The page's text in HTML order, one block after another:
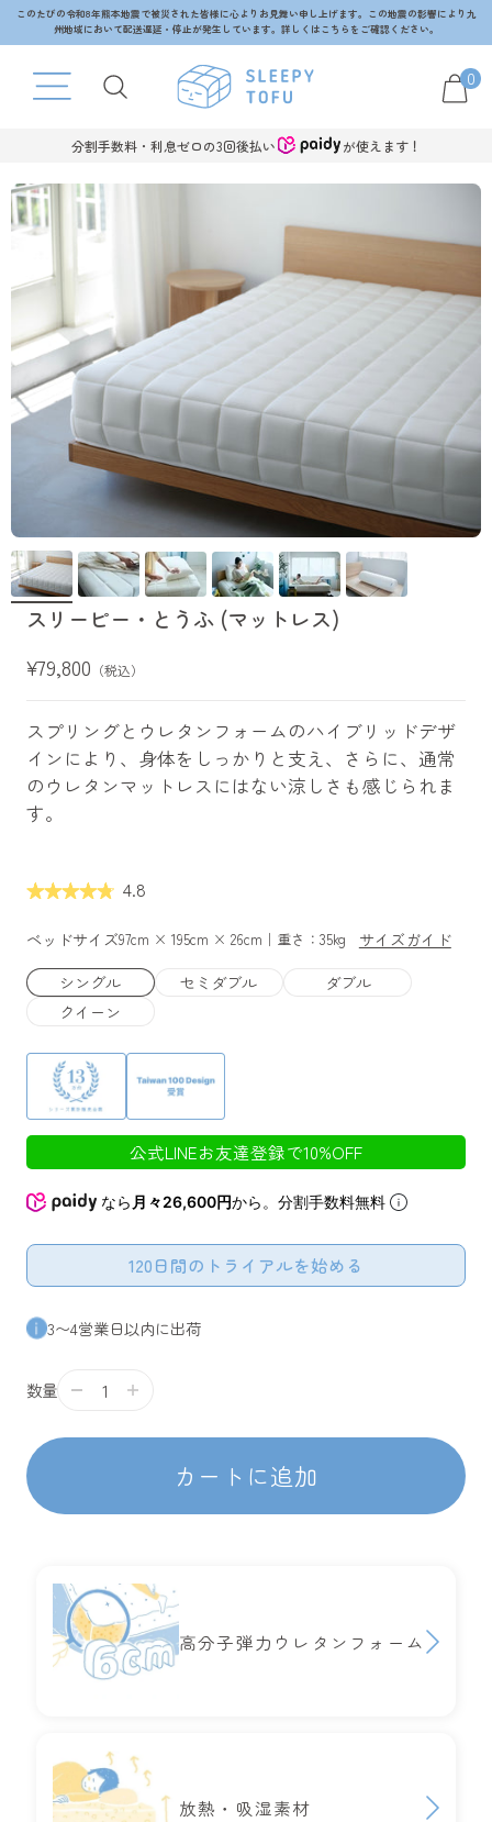
コンテンツへスキップ
このたびの令和8年熊本地震で被災された皆様に心よりお見舞い申し上げます。この地震の影響により九
州地域において配送遅延・停止が発生しています。詳しくはこちらをご確認ください。
0
分割手数料・利息ゼロの3回後払い が使えます！
スリーピー・とうふ (マットレス)
セール価格
¥79,800 （税込）
スプリングとウレタンフォームのハイブリッドデザ
インにより、身体をしっかりと支え、さらに、通常
のウレタンマットレスにはない涼しさも感じられま
す。
4.8
ベッドサイズ97cm × 195cm × 26cm｜重さ：35kg
サイズガイド
シングル
セミダブル
ダブル
クイーン
公式LINEお友達登録で10%OFF
なら 月々26,600円から。分割手数料無料
120日間のトライアルを始める
3〜4営業日以内に出荷
数量
カートに追加
高分子弾力ウレタンフォーム
放熱・吸湿素材